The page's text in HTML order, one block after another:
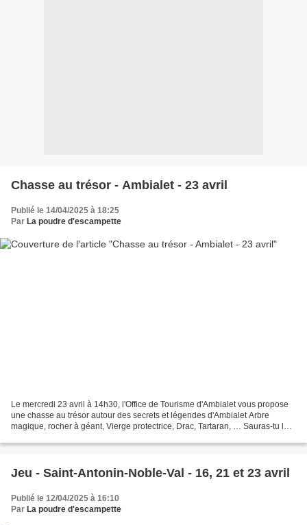
Chasse au trésor - Ambialet - 23 avril
Publié le 14/04/2025 à 18:25
Par La poudre d'escampette
Le mercredi 23 avril à 14h30, l'Office de Tourisme d'Ambialet vous propose
une chasse au trésor autour des secrets et légendes d'Ambialet Arbre
magique, rocher à géant, Vierge protectrice, Drac, Tartaran, … Sauras-tu les
Jeu - Saint-Antonin-Noble-Val - 16, 21 et 23 avril
Publié le 12/04/2025 à 16:10
Par La poudre d'escampette